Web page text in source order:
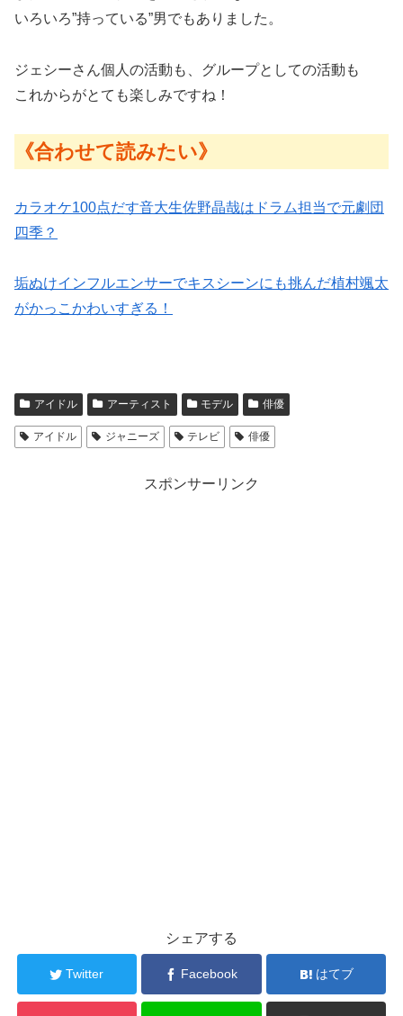
いろいろ”持っている”男でもありました。
ジェシーさん個人の活動も、グループとしての活動も
これからがとても楽しみですね！
《合わせて読みたい》
カラオケ100点だす音大生佐野晶哉はドラム担当で元劇団
四季？
垢ぬけインフルエンサーでキスシーンにも挑んだ植村颯太
がかっこかわいすぎる！
アイドル アーティスト モデル 俳優
アイドル ジャニーズ テレビ 俳優
スポンサーリンク
シェアする
Twitter Facebook はてブ